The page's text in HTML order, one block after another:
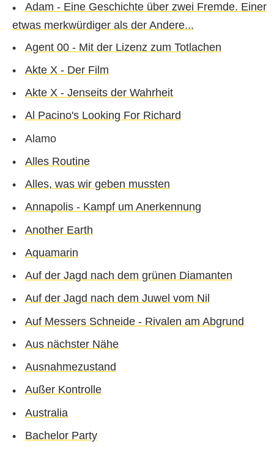
Adam - Eine Geschichte über zwei Fremde. Einer
etwas merkwürdiger als der Andere...
Agent 00 - Mit der Lizenz zum Totlachen
Akte X - Der Film
Akte X - Jenseits der Wahrheit
Al Pacino's Looking For Richard
Alamo
Alles Routine
Alles, was wir geben mussten
Annapolis - Kampf um Anerkennung
Another Earth
Aquamarin
Auf der Jagd nach dem grünen Diamanten
Auf der Jagd nach dem Juwel vom Nil
Auf Messers Schneide - Rivalen am Abgrund
Aus nächster Nähe
Ausnahmezustand
Außer Kontrolle
Australia
Bachelor Party